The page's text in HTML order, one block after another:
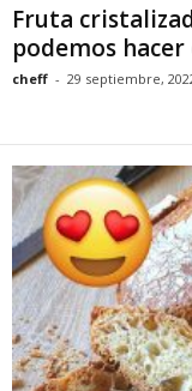
Fruta
podemos hacer
cheff - 29 septiembre,